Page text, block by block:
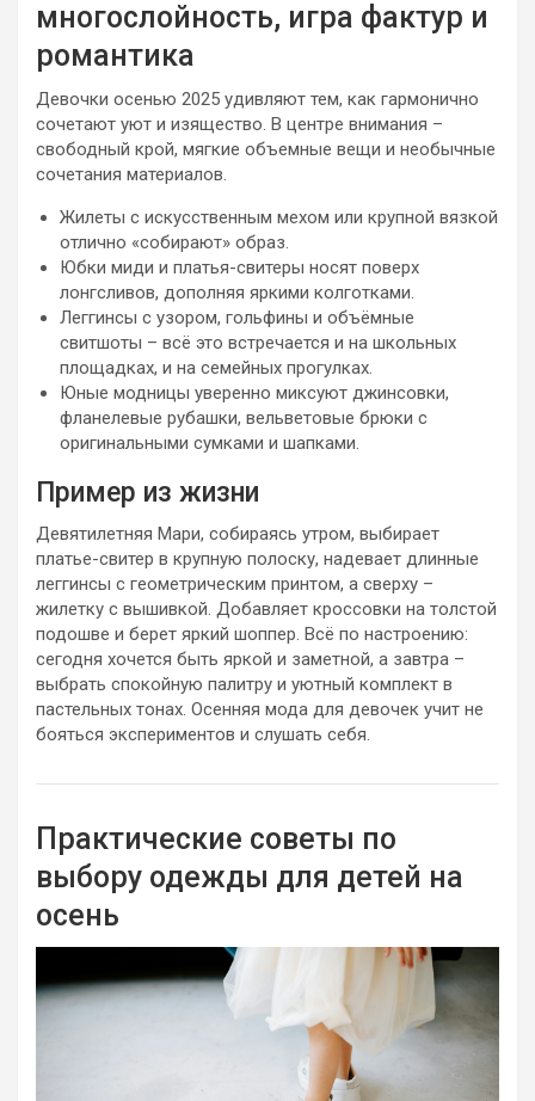
многослойность, игра фактур и
романтика
Девочки осенью 2025 удивляют тем, как гармонично
сочетают уют и изящество. В центре внимания –
свободный крой, мягкие объемные вещи и необычные
сочетания материалов.
Жилеты с искусственным мехом или крупной вязкой
отлично «собирают» образ.
Юбки миди и платья-свитеры носят поверх
лонгсливов, дополняя яркими колготками.
Леггинсы с узором, гольфины и объёмные
свитшоты – всё это встречается и на школьных
площадках, и на семейных прогулках.
Юные модницы уверенно миксуют джинсовки,
фланелевые рубашки, вельветовые брюки с
оригинальными сумками и шапками.
Пример из жизни
Девятилетняя Мари, собираясь утром, выбирает
платье-свитер в крупную полоску, надевает длинные
леггинсы с геометрическим принтом, а сверху –
жилетку с вышивкой. Добавляет кроссовки на толстой
подошве и берет яркий шоппер. Всё по настроению:
сегодня хочется быть яркой и заметной, а завтра –
выбрать спокойную палитру и уютный комплект в
пастельных тонах. Осенняя мода для девочек учит не
бояться экспериментов и слушать себя.
Практические советы по
выбору одежды для детей на
осень